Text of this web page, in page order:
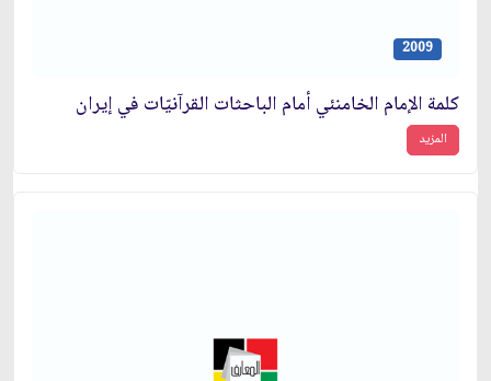
2009
كلمة الإمام الخامنئي أمام الباحثات القرآنيّات في إيران
المزيد